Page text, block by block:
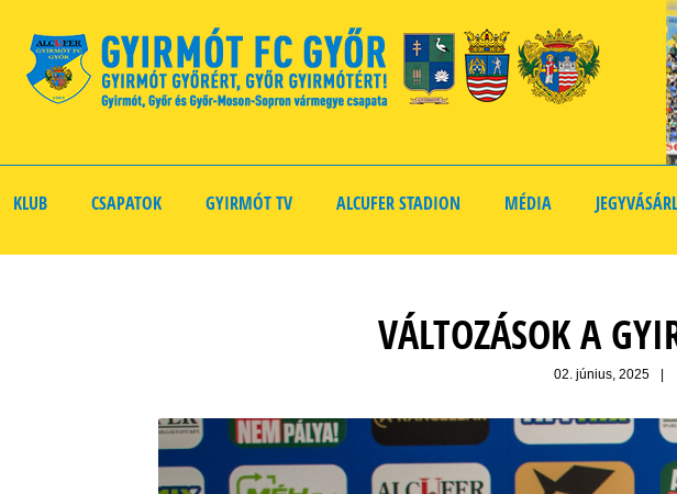
KLUB CSAPATOK GYIRMÓT TV ALCUFER STADION MÉDIA
VÁLTOZÁSOK A
02. június, 2025